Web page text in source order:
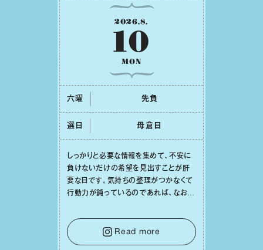
2026.8.
10
MON
六曜 先負
選日 ⺟倉⽇
しっかりと必要な情報を集めて、不安に
負けないだけの希望を⾒出すことが肝
要な⽇です。気持ちの整理がつかなくて
⾏動⼒が鈍っているのであれば、なおさ
を踏み出すのに役⽴つはず。また、広い
意味での「癒し」や「治療」が必要な⽇で
もあり、特に⼈間関係の改善は課題の⼀
Read more